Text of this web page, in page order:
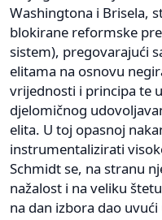
Washingtona i Brisela,
blokirane reformske
sistem), pregovarajući
elitama na osnovu
vrijednosti i principa te
djelomičnog
elita. U toj opasnoj
instrumentalizirati
Schmidt se, na stranu
nažalost i na veliku
na dan izbora dao